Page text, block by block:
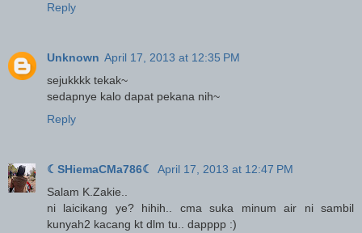
Reply
Unknown April 17, 2013 at 12:35 PM
sejukkkk tekak~
sedapnye kalo dapat pekana nih~
Reply
☾SHiemaCMa786☾
April 17, 2013 at 12:47 PM
Salam K.Zakie..
ni laicikang ye? hihih.. cma suka minum air ni sambil
kunyah2 kacang kt dlm tu.. dapppp :)